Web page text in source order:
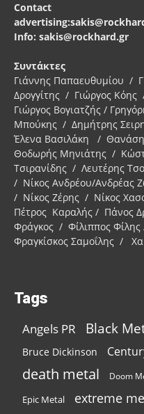
Contact
Info: sakis@rockhard.gr
Συντάκτες
Γιάννης Παπαευθυμίου /
Δρογγίτης / Γιώργος
Γιώργος Βογιατζής /
Μπούκης / Δημήτρης
Έλενα Βασιλάκη /
Θοδωρής Μηνιάτης /
Τσιρανίδης / Λευτέρης
/ Νίκος Ανδρέου/Ανδρέας
/ Νίκος Ζέρης / Νίκος
Πέτρος Καραλής / Πάνος
Φράγκος / Φίλιππος
Φραγκίσκος Σαμοΐλης /
Tags
Angels PR Black
Bruce Dickinson
death metal Doom
Epic Metal extreme